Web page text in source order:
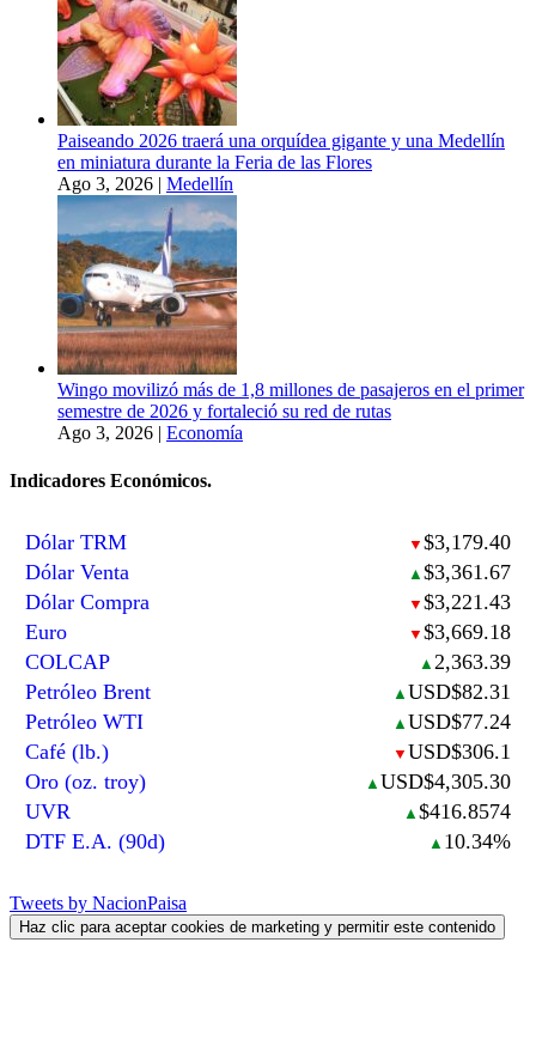
Paiseando 2026 traerá una orquídea gigante y una Medellín
en miniatura durante la Feria de las Flores
Ago 3, 2026 | Medellín
Wingo movilizó más de 1,8 millones de pasajeros en el primer
semestre de 2026 y fortaleció su red de rutas
Ago 3, 2026 | Economía
Indicadores Económicos.
Dólar TRM ▼ $3,179.40
Dólar Venta
▲ $3,361.67
Dólar Compra
▼ $3,221.43
Euro
▼ $3,669.18
COLCAP
▲ 2,363.39
Petróleo Brent
▲ USD$82.31
Petróleo WTI
▲ USD$77.24
Café (lb.)
▼ USD$306.1
Oro (oz. troy)
▲ USD$4,305.30
UVR
▲ $416.8574
DTF E.A. (90d)
▲ 10.34%
Tweets by NacionPaisa
Haz clic para aceptar cookies de marketing y permitir este contenido